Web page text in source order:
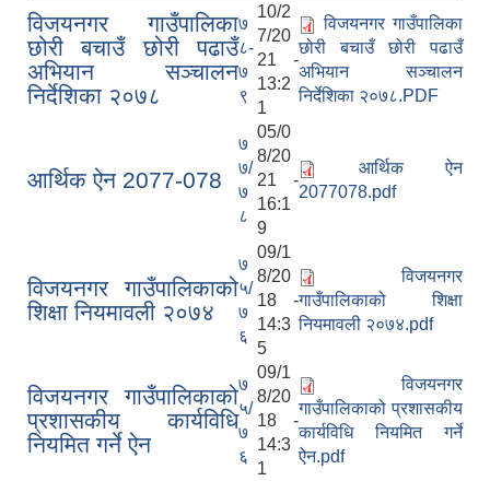
विजयनगर गाउँपालिका
छोरी बचाउँ छोरी पढाउँ
अभियान सञ्चालन
निर्देशिका २०७८
७
८-
७
९
10/2
7/20
21 -
13:2
1
विजयनगर गाउँपालिका
छोरी बचाउँ छोरी पढाउँ
अभियान सञ्चालन
निर्देशिका २०७८.PDF
आर्थिक ऐन 2077-078
७
७/
७
८
05/0
8/20
21 -
16:1
9
आर्थिक ऐन
2077078.pdf
विजयनगर गाउँपालिकाको
शिक्षा नियमावली २०७४
७
५/
७
६
09/1
8/20
18 -
14:3
5
विजयनगर
गाउँपालिकाको शिक्षा
नियमावली २०७४.pdf
विजयनगर गाउँपालिकाको
प्रशासकीय कार्यविधि
नियमित गर्ने ऐन
७
५/
७
६
09/1
8/20
18 -
14:3
1
विजयनगर
गाउँपालिकाको प्रशासकीय
कार्यविधि नियमित गर्ने
ऐन.pdf